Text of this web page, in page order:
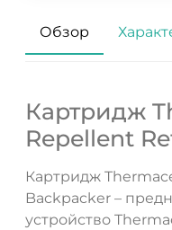
Обзор
Картридж
Repellent
Картридж
Backpacker –
устройство